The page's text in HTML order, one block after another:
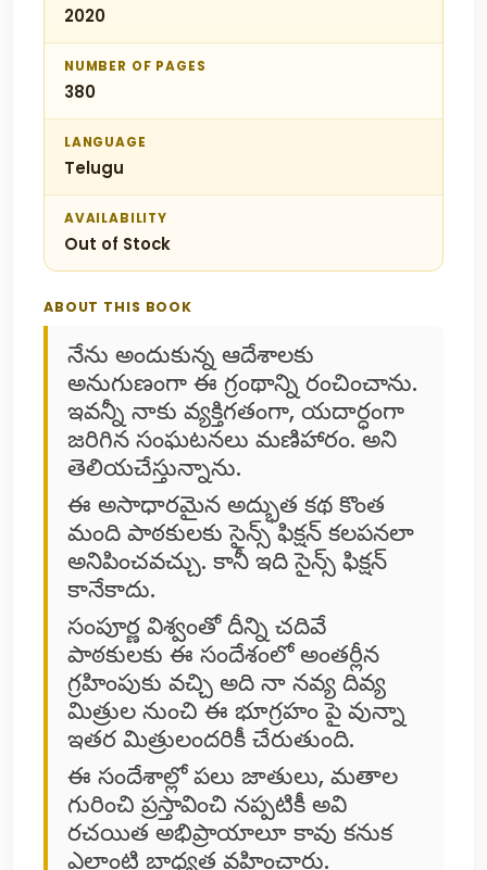
2020
NUMBER OF PAGES
380
LANGUAGE
Telugu
AVAILABILITY
Out of Stock
ABOUT THIS BOOK
నేను అందుకున్న ఆదేశాలకు
అనుగుణంగా ఈ గ్రంథాన్ని రంచించాను.
ఇవన్నీ నాకు వ్యక్తిగతంగా, యదార్ధంగా
జరిగిన సంఘటనలు మణిహారం. అని
తెలియచేస్తున్నాను.
ఈ అసాధారమైన అద్భుత కథ కొంత
మంది పాఠకులకు సైన్స్ ఫిక్షన్ కలపనలా
అనిపించవచ్చు. కానీ ఇది సైన్స్ ఫిక్షన్
కానేకాదు.
సంపూర్ణ విశ్వంతో దీన్ని చదివే
పాఠకులకు ఈ సందేశంలో అంతర్లీన
గ్రహింపుకు వచ్చి అది నా నవ్య దివ్య
మిత్రుల నుంచి ఈ భూగ్రహం పై వున్నా
ఇతర మిత్రులందరికీ చేరుతుంది.
ఈ సందేశాల్లో పలు జాతులు, మతాల
గురించి ప్రస్తావించి నప్పటికీ అవి
రచయిత అభిప్రాయాలూ కావు కనుక
ఎలాంటి బాధ్యత వహించారు.